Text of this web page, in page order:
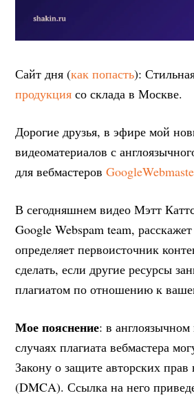
Сайт дня (как попасть):
продукция со склада в Москве.
Дорогие друзья, в эфире мой
видеоматериалов с
для вебмастеров
В сегодняшнем видео Мэтт
Google Webspam team,
определяет первоисточник
сделать, если другие ресурсы
плагиатом по отношению к
Мое пояснение: в англоязычном
случаях плагиата вебмастера
Закону о защите авторских
(DMCA). Ссылка на него